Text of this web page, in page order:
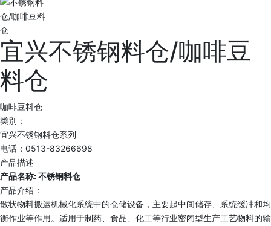
宜兴不锈钢料仓/咖啡豆
料仓
咖啡豆料仓
类别：
宜兴不锈钢料仓系列
电话：0513-83266698
产品描述
产品名称: 不锈钢料仓
产品介绍：
散状物料搬运机械化系统中的仓储设备，主要起中间储存、系统缓冲和均
衡作业等作用。适用于制药、食品、化工等行业密闭型生产工艺物料的输